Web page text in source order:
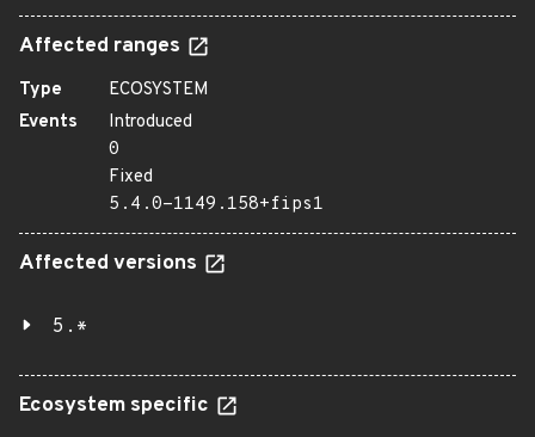
Affected ranges
Type
ECOSYSTEM
Events
Introduced
0
Fixed
5.4.0-1149.158+fips1
Affected versions
5.*
Ecosystem specific